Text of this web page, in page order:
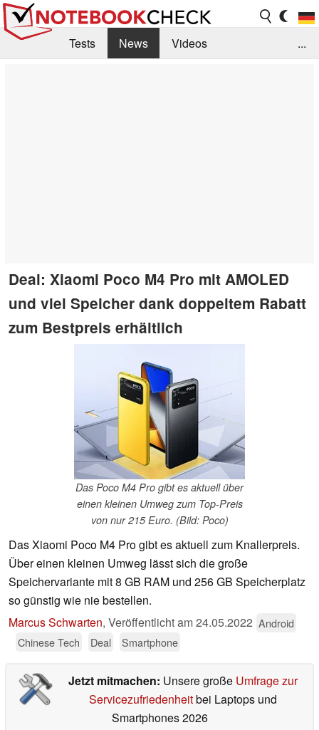
Tests News
Videos
...
Deal: Xiaomi Poco M4 Pro mit AMOLED
und viel Speicher dank doppeltem Rabatt
zum Bestpreis erhältlich
Das Poco M4 Pro gibt es aktuell über
einen kleinen Umweg zum Top-Preis
von nur 215 Euro. (Bild: Poco)
Das Xiaomi Poco M4 Pro gibt es aktuell zum Knallerpreis.
Über einen kleinen Umweg lässt sich die große
Speichervariante mit 8 GB RAM und 256 GB Speicherplatz
so günstig wie nie bestellen.
Marcus Schwarten, Veröffentlicht am24.05.2022 Android
Chinese Tech
Deal Smartphone
Jetzt mitmachen: Unsere große Umfrage zur
Servicezufriedenheitbei Laptops und
Smartphones 2026